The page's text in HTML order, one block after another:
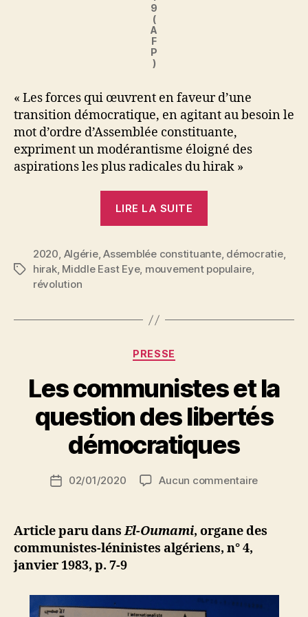
9
(
A
F
P
)
« Les forces qui œuvrent en faveur d’une
transition démocratique, en agitant au besoin le
mot d’ordre d’Assemblée constituante,
expriment un modérantisme éloigné des
aspirations les plus radicales du hirak »
LIRE LA SUITE
la
Constituante
révolution
Algérie
? »
Étiquettes
2020, Algérie,Assemblée constituante, démocratie,
hirak, Middle East Eye, mouvement populaire,
révolution
Catégories
PRESSE
Les communistes et la
question des libertés
démocratiques
de
a
r
S
N
ji
b
Date02/01/2020 Aucun commentairesur
Article paru dansEl-Oumami, organe des
communistes-léninistes algériens, n° 4,
janvier 1983, p. 7-9